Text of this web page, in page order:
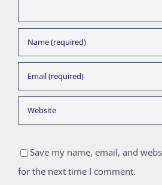
Save my name, email, and
for the next time I comment.